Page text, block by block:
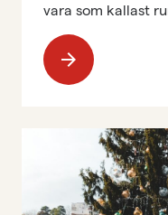
vara som kallast
arrow_forward